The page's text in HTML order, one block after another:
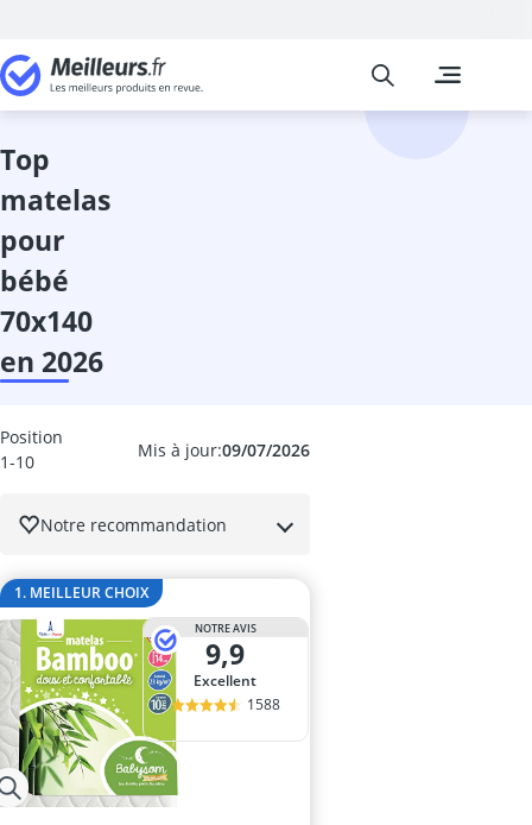
Bébé et
abricotier
Meilleurs
top
matelas
pour
bébé
70x140
en 2026
Mis à jour:09/07/2026
Position
1-10
Notre recommandation
1. MEILLEUR CHOIX
NOTRE AVIS
9,9
Excellent
1588